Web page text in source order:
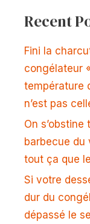
Recent
Fini la
congélateur
température
n’est pas
On s’obstine
barbecue du
tout ça que
Si votre
dur du
dépassé le